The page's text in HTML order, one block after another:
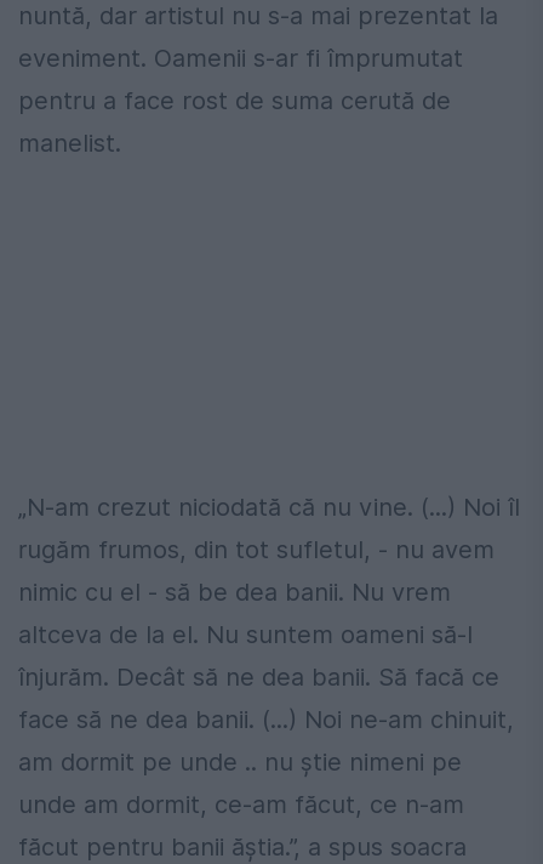
nuntă, dar artistul nu s-a mai prezentat la
eveniment. Oamenii s-ar fi împrumutat
pentru a face rost de suma cerută de
manelist.
„N-am crezut niciodată că nu vine. (...) Noi îl
rugăm frumos, din tot sufletul, - nu avem
nimic cu el - să be dea banii. Nu vrem
altceva de la el. Nu suntem oameni să-l
înjurăm. Decât să ne dea banii. Să facă ce
face să ne dea banii. (...) Noi ne-am chinuit,
am dormit pe unde .. nu știe nimeni pe
unde am dormit, ce-am făcut, ce n-am
făcut pentru banii ăștia.”, a spus soacra